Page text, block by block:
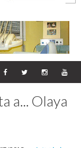
a... Olaya